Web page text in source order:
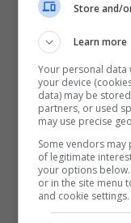
Store and/
Learn more
Your personal
your device
data) may be
partners, or used
may use precise
Some vendors
of legitimate
your options
or in the site menu
and cookie settings.